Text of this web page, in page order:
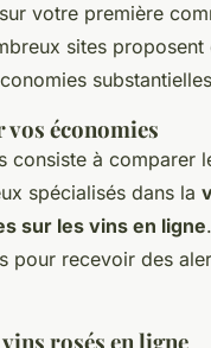
votre première
sites
économies
consiste à comparer
spécialisés dans la
sur les vins en ligne
pour recevoir des
rosés en ligne